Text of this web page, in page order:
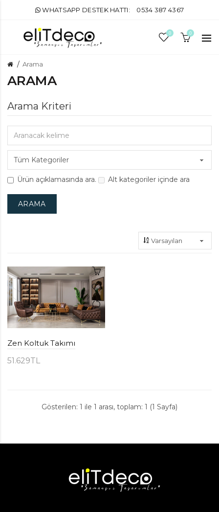
WHATSAPP DESTEK HATTI: 0534 387 4367
0 0
Arama
ARAMA
Arama Kriteri
Ürün açıklamasında ara. Alt kategoriler içinde ara
Zen Koltuk Takımı
51.629TL
Gösterilen: 1 ile 1 arası, toplam: 1 (1 Sayfa)